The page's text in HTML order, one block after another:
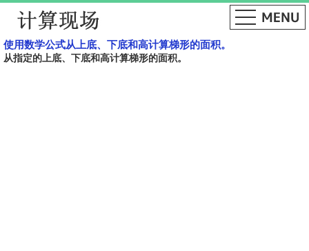
使用数学公式从上底、下底和高计算梯形的面积。
从指定的上底、下底和高计算梯形的面积。